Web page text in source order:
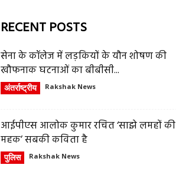
RECENT POSTS
सेना के कॉलेज में लड़कियों के यौन शोषण की
खौफनाक घटनाओं का बीबीसी...
अंतर्राष्ट्रीय Rakshak News
आईपीएस आलोक कुमार रचित ‘साझे लमहों की
महक’ सबकी कविता है
पुलिस Rakshak News